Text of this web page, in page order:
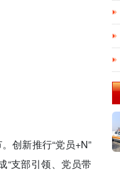
创新推行“党员+N”
“支部引领、党员带